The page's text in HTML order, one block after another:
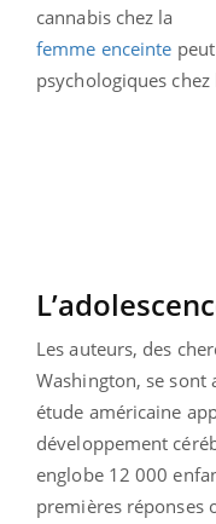
cannabis chez la
femme enceinte
psychologiques chez
Les auteurs, des
Washington, se sont
étude américaine
développement
englobe 12 000
premières réponses